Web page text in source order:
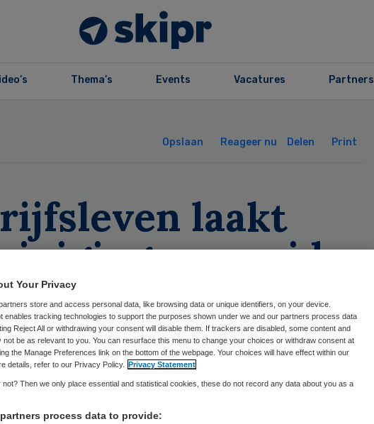
Thema’s Events Vacatures Partners
Opslaan Reageer nu Delen Print
laakt
op aids
Redactie 1 december 2010,07:38 39 keer gelezen
Your Privacy
store and access personal data, like browsing data or unique identifiers, on your device.
enables tracking technologies to support the purposes shown under we and our partners process data
Reject All or withdrawing your consent will disable them. If trackers are disabled, some content and
not be as relevant to you. You can resurface this menu to change your choices or withdraw consent at
the Manage Preferences link on the bottom of the webpage. Your choices will have effect within our
details, refer to our Privacy Policy. Privacy Statement
not? Then we only place essential and statistical cookies, these do not record any data about you as a
process data to provide: